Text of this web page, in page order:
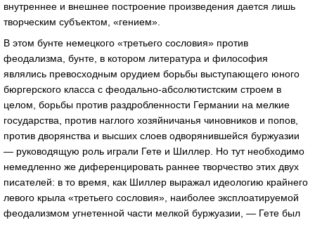
внутреннее и внешнее построение произведения дается лишь
творческим субъектом, «гением».
В этом бунте немецкого «третьего сословия» против
феодализма, бунте, в котором литература и философия
являлись превосходным орудием борьбы выступающего юного
бюргерского класса с феодально-абсолютистским строем в
целом, борьбы против раздробленности Германии на мелкие
государства, против наглого хозяйничанья чиновников и попов,
против дворянства и высших слоев одворянившейся буржуазии
— руководящую роль играли Гете и Шиллер. Но тут необходимо
немедленно же диференцировать раннее творчество этих двух
писателей: в то время, как Шиллер выражал идеологию крайнего
левого крыла «третьего сословия», наиболее эксплоатируемой
феодализмом угнетенной части мелкой буржуазии, — Гете был